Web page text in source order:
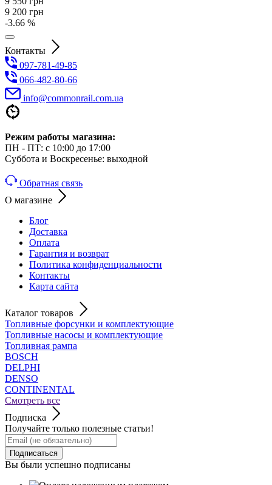
9 200 грн
-3.66 %
Контакты
097-781-49-85
066-482-80-66
info@commonrail.com.ua
Режим работы магазина:
ПН - ПТ: с 10:00 до 17:00
Суббота и Воскресенье: выходной
Обратная связь
О магазине
Блог
Доставка
Оплата
Гарантия и возврат
Политика конфиденциальности
Контакты
Карта сайта
Каталог товаров
Топливные форсунки и комплектующие
Топливные насосы и комплектующие
Топливная рампа
BOSCH
DELPHI
DENSO
CONTINENTAL
Смотреть все
Подписка
Получайте только полезные статьи!
Подписаться
Вы были успешно подписаны